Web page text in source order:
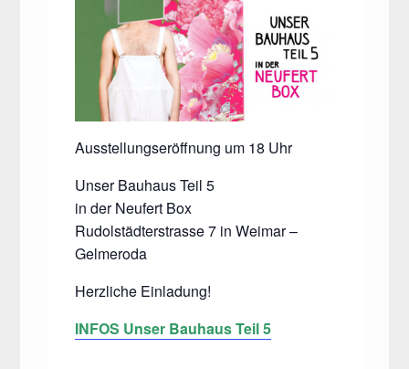
Ausstellungseröffnung um 18 Uhr
Unser Bauhaus Teil 5
in der Neufert Box
Rudolstädterstrasse 7 in Weimar –
Gelmeroda
Herzliche Einladung!
INFOS Unser Bauhaus Teil 5